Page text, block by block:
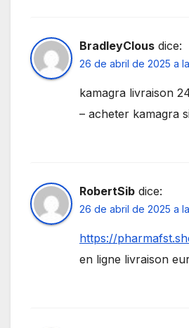
BradleyClous dice:
26 de abril de 2025 a
kamagra livraison
– acheter kamagra
RobertSib dice:
26 de abril de 2025 a
https://
en ligne livraison